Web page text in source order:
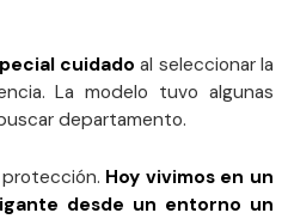
cuidado al seleccionar la
La modelo tuvo algunas
departamento.
Hoy vivimos en un
desde un entorno un